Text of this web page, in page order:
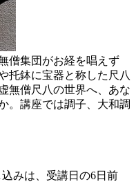
僧集団がお経を唱えず
托鉢に宝器と称した尺八
無僧尺八の世界へ、あな
。講座では調子、大和調
みは、受講日の6日前